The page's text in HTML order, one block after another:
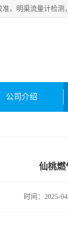
公司介绍
仙桃燃
时间：2025-